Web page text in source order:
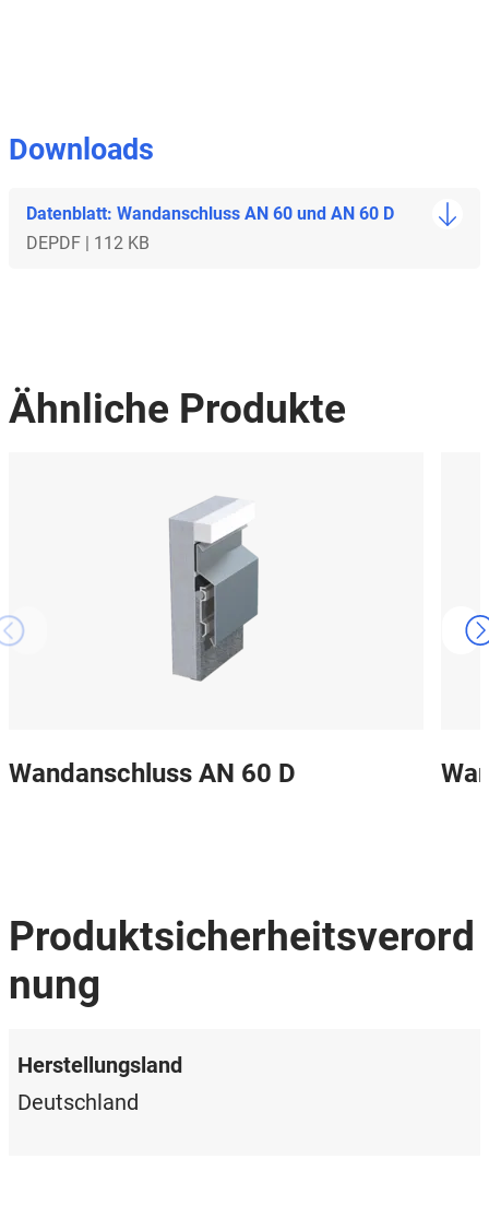
Downloads
Datenblatt: Wandanschluss AN 60 und AN 60 D
DEPDF | 112 KB
Ähnliche Produkte
Wandanschluss AN 60 D
Produktsicherheitsverord
nung
Herstellungsland
Deutschland